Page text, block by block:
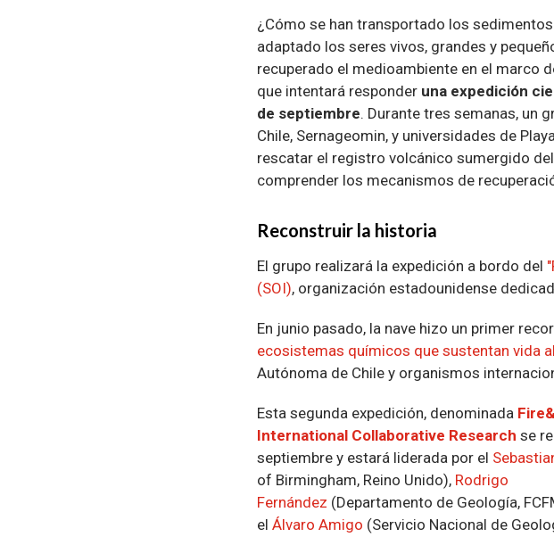
¿Cómo se han transportado los
adaptado los seres vivos, grandes y
recuperado el medioambiente en el marco
que intentará responder una expedición
de septiembre. Durante tres semanas, un
Chile, Sernageomin, y universidades de
rescatar el registro volcánico sumergido
comprender los mecanismos de
Reconstruir la historia
El grupo realizará la expedición a bordo del
(SOI), organización estadounidense
En junio pasado, la nave hizo un primer
ecosistemas químicos que sustentan vida
Autónoma de Chile y organismos
Esta segunda expedición, denominada
International Collaborative Research se
septiembre y estará liderada por el
of Birmingham, Reino Unido), Rodrigo
Fernández (Departamento de Geología,
el Álvaro Amigo (Servicio Nacional de